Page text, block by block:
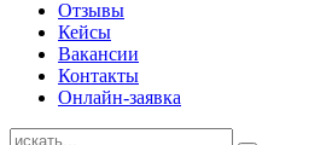
Отзывы
Кейсы
Вакансии
Контакты
Онлайн-заявка